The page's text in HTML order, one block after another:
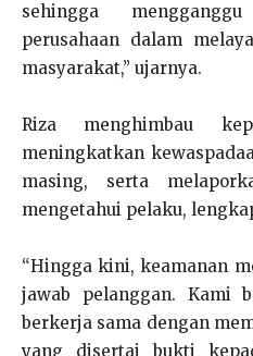
sehingga
perusahaan dalam
masyarakat,” ujarnya.
Riza menghimbau
meningkatkan
masing, serta
mengetahui pelaku,
“Hingga kini, keamanan
jawab pelanggan. Kami
berkerja sama dengan
yang disertai bukti